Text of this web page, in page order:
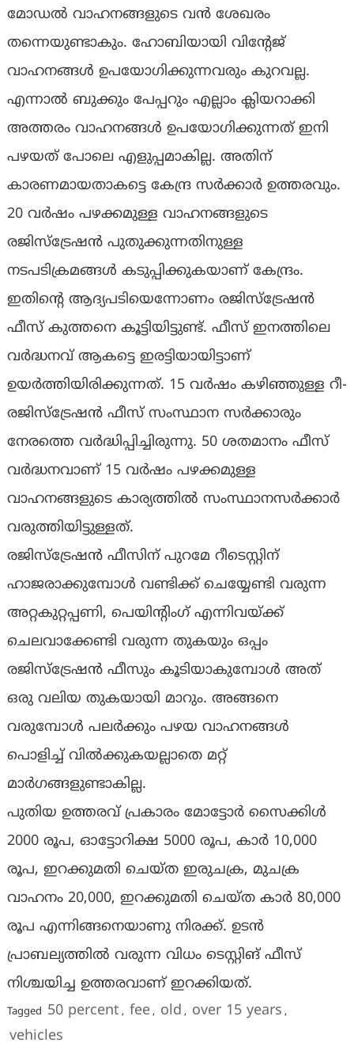
മോഡല്‍ വാഹനങ്ങളുടെ വന്‍ ശേഖരം
തന്നെയുണ്ടാകും. ഹോബിയായി വിന്റേജ്
വാഹനങ്ങള്‍ ഉപയോഗിക്കുന്നവരും കുറവല്ല.
എന്നാല്‍ ബുക്കും പേപ്പറും എല്ലാം ക്ലിയറാക്കി
അത്തരം വാഹനങ്ങള്‍ ഉപയോഗിക്കുന്നത് ഇനി
പഴയത് പോലെ എളുപ്പമാകില്ല. അതിന്
കാരണമായതാകട്ടെ കേന്ദ്ര സര്‍ക്കാര്‍ ഉത്തരവും.
20 വര്‍ഷം പഴക്കമുള്ള വാഹനങ്ങളുടെ
രജിസ്‌ട്രേഷന്‍ പുതുക്കുന്നതിനുള്ള
നടപടിക്രമങ്ങള്‍ കടുപ്പിക്കുകയാണ് കേന്ദ്രം.
ഇതിന്റെ ആദ്യപടിയെന്നോണം രജിസ്‌ട്രേഷന്‍
ഫീസ് കുത്തനെ കൂട്ടിയിട്ടുണ്ട്. ഫീസ് ഇനത്തിലെ
വര്‍ദ്ധനവ് ആകട്ടെ ഇരട്ടിയായിട്ടാണ്
ഉയര്‍ത്തിയിരിക്കുന്നത്. 15 വര്‍ഷം കഴിഞ്ഞുള്ള റീ-
രജിസ്‌ട്രേഷന്‍ ഫീസ് സംസ്ഥാന സര്‍ക്കാരും
നേരത്തെ വര്‍ദ്ധിപ്പിച്ചിരുന്നു. 50 ശതമാനം ഫീസ്
വര്‍ദ്ധനവാണ് 15 വര്‍ഷം പഴക്കമുള്ള
വാഹനങ്ങളുടെ കാര്യത്തില്‍ സംസ്ഥാനസര്‍ക്കാര്‍
വരുത്തിയിട്ടുള്ളത്.
രജിസ്‌ട്രേഷന്‍ ഫീസിന് പുറമേ റീടെസ്റ്റിന്
ഹാജരാക്കുമ്പോള്‍ വണ്ടിക്ക് ചെയ്യേണ്ടി വരുന്ന
അറ്റകുറ്റപ്പണി, പെയിന്റിംഗ് എന്നിവയ്ക്ക്
ചെലവാക്കേണ്ടി വരുന്ന തുകയും ഒപ്പം
രജിസ്‌ട്രേഷന്‍ ഫീസും കൂടിയാകുമ്പോള്‍ അത്
ഒരു വലിയ തുകയായി മാറും. അങ്ങനെ
വരുമ്പോള്‍ പലര്‍ക്കും പഴയ വാഹനങ്ങള്‍
പൊളിച്ച് വില്‍ക്കുകയല്ലാതെ മറ്റ്
മാര്‍ഗങ്ങളുണ്ടാകില്ല.
പുതിയ ഉത്തരവ് പ്രകാരം മോട്ടോര്‍ സൈക്കിള്‍
2000 രൂപ, ഓട്ടോറിക്ഷ 5000 രൂപ, കാര്‍ 10,000
രൂപ, ഇറക്കുമതി ചെയ്ത ഇരുചക്ര, മുചക്ര
വാഹനം 20,000, ഇറക്കുമതി ചെയ്ത കാര്‍ 80,000
രൂപ എന്നിങ്ങനെയാണു നിരക്ക്. ഉടന്‍
പ്രാബല്യത്തില്‍ വരുന്ന വിധം ടെസ്റ്റിങ് ഫീസ്
നിശ്ചയിച്ച ഉത്തരവാണ് ഇറക്കിയത്.
Tagged 50 percent , fee, old , over 15 years ,
vehicles